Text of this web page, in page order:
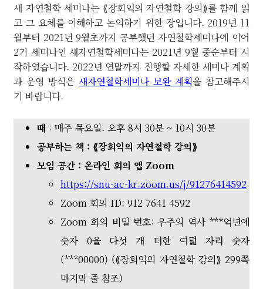
새 자연철학 세미나는 ⟪장회익의 자연철학 강의⟫를 함께 읽
고 그 요체를 이해하고 논의하기 위한 장입니다. 2019년 11
월부터 2021년 9월초까지 공부했던 자연철학세미나에 이어
2기 세미나인 새자연철학세미나는 2021년 9월 중순부터 시
작하였습니다. 2022년 연말까지 진행할 자세한 세미나 계획
과 운영 방식은 새자연철학세미나 보완 계획을 참고해주시
기 바랍니다.
때 : 매주 목요일. 오후 8시 30분 ~ 10시 30분
공부하는 책 : ⟪장회익의 자연철학 강의⟫
모임 공간 : 온라인 회의 앱 Zoom
https://snu-ac-kr.zoom.us/j/91276414592
Zoom 회의 ID: 912 7641 4592
Zoom 회의 비밀 번호: 우주의 역사 ***억년에
숫자 0을 다섯 개 더한 여덟 자리 숫자
(***00000) (⟪장회익의 자연철학 강의⟫ 299쪽
마지막 줄 참조)